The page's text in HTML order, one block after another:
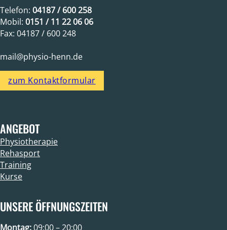
Telefon: 04187 / 600 258
Mobil: 0151 / 11 22 06 06
Fax: 04187 / 600 248
mail@physio-henn.de
zum Kontaktformular
ANGEBOT
Physiotherapie
Rehasport
Training
Kurse
UNSERE ÖFFNUNGSZEITEN
Montag:09:00 – 20:00